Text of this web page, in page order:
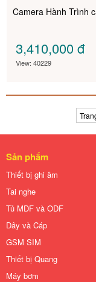
Camera Hành Trình
3,410,000đ
View: 40229
Sản phẩm
Thiết bị ghi âm
Tai nghe
Tủ MDF và ODF
Dây và Cáp
GSM SIM
Thiết bị Quang
Máy bơm